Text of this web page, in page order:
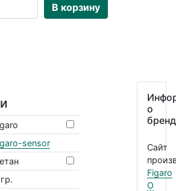
В корзину
sensor
о
Сайт
Figaro
О